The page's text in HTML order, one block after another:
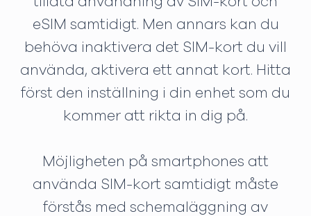
eSIM samtidigt. Men annars kan du
behöva inaktivera det SIM-kort du vill
använda, aktivera ett annat kort. Hitta
först den inställning i din enhet som du
kommer att rikta in dig på.
Möjligheten på smartphones att
använda SIM-kort samtidigt måste
förstås med schemaläggning av